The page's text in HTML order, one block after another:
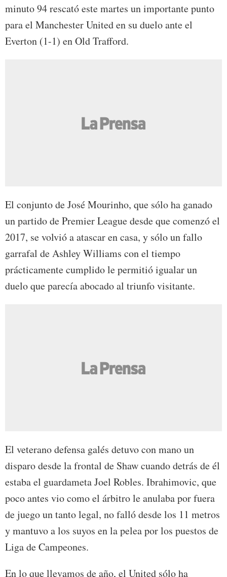
minuto 94 rescató este martes un importante punto
para el Manchester United en su duelo ante el
Everton (1-1) en Old Trafford.
El conjunto de José Mourinho, que sólo ha ganado
un partido de Premier League desde que comenzó el
2017, se volvió a atascar en casa, y sólo un fallo
garrafal de Ashley Williams con el tiempo
prácticamente cumplido le permitió igualar un
duelo que parecía abocado al triunfo visitante.
El veterano defensa galés detuvo con mano un
disparo desde la frontal de Shaw cuando detrás de él
estaba el guardameta Joel Robles. Ibrahimovic, que
poco antes vio como el árbitro le anulaba por fuera
de juego un tanto legal, no falló desde los 11 metros
y mantuvo a los suyos en la pelea por los puestos de
Liga de Campeones.
En lo que llevamos de año, el United sólo ha